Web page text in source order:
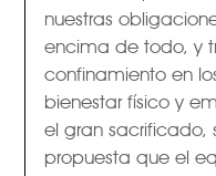
nuestras
encima de todo, y
confinamiento en
bienestar físico y
el gran sacrificado,
propuesta que el